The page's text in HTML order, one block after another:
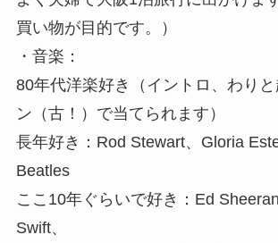
買い物が目的です。）
・音楽：
80年代洋楽好き（イントロ、わり
ン（古！）で当てられます）
長年好き：Rod Stewart、Gloria
Beatles
ここ10年ぐらいで好き：Ed
Swift、